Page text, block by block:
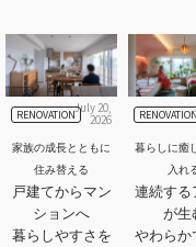
RENOVATIONJuly 20,
2026
家族の成長とともに
住み替える
戸建てからマン
ションへ
暮らしやすさを
暮らしに癒
入れ
連続する
が生
やわらか